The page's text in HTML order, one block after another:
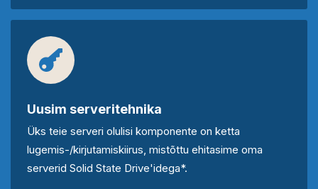
Uusim serveritehnika
Üks teie serveri olulisi komponente on ketta
lugemis-/kirjutamiskiirus, mistõttu ehitasime oma
serverid Solid State Drive'idega*.